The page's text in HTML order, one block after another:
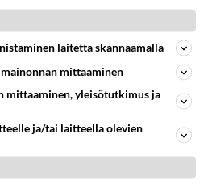
tuo rajoitus on "sinä itse 3
Kommentoi
ihmettelin, miten voin sen
laitetta skannaamalla
mittaaminen
mittaaminen, yleisötutkimus ja
ja/tai laitteella olevien